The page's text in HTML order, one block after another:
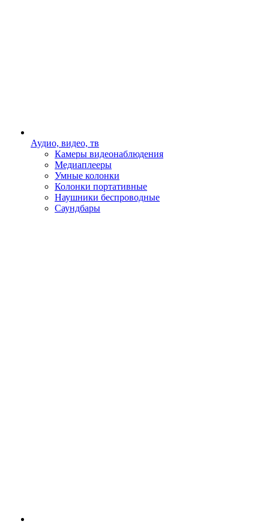
Аудио, видео, тв
Камеры видеонаблюдения
Медиаплееры
Умные колонки
Колонки портативные
Наушники беспроводные
Саундбары